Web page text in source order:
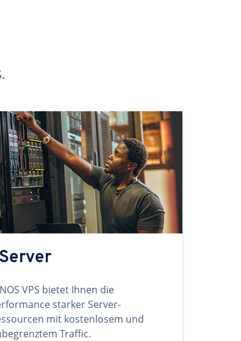
VPS bietet Ihnen die
starker Server-
mit kostenlosem und
Traffic.